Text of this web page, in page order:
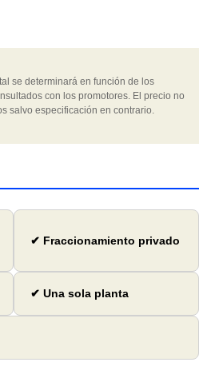
se determinará en función de los
con los promotores. El precio no
salvo especificación en contrario.
✔ Fraccionamiento privado
✔ Una sola planta